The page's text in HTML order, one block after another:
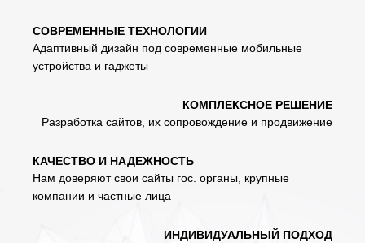
СОВРЕМЕННЫЕ ТЕХНОЛОГИИ
Адаптивный дизайн под современные мобильные
устройства и гаджеты
КОМПЛЕКСНОЕ РЕШЕНИЕ
Разработка сайтов, их сопровождение и продвижение
КАЧЕСТВО И НАДЕЖНОСТЬ
Нам доверяют свои сайты гос. органы, крупные
компании и частные лица
ИНДИВИДУАЛЬНЫЙ ПОДХОД